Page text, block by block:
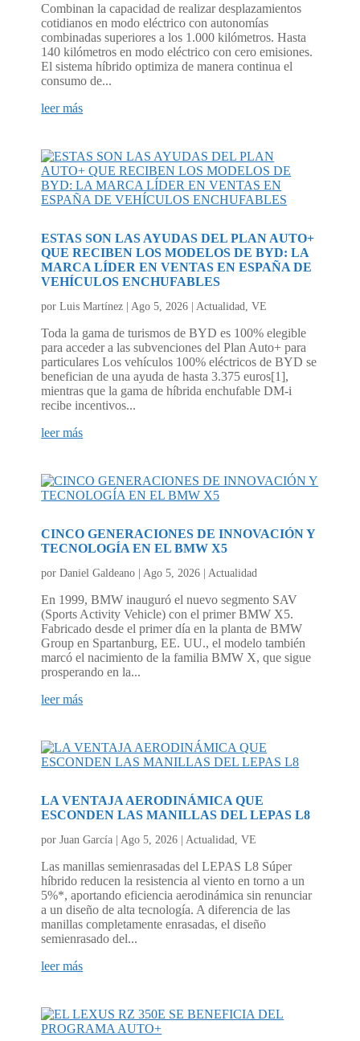
Combinan la capacidad de realizar desplazamientos
cotidianos en modo eléctrico con autonomías
combinadas superiores a los 1.000 kilómetros. Hasta
140 kilómetros en modo eléctrico con cero emisiones.
El sistema híbrido optimiza de manera continua el
consumo de...
leer más
ESTAS SON LAS AYUDAS DEL PLAN AUTO+
QUE RECIBEN LOS MODELOS DE BYD: LA
MARCA LÍDER EN VENTAS EN ESPAÑA DE
VEHÍCULOS ENCHUFABLES
porLuis Martínez Ago 5, 2026 Actualidad ,VE
Toda la gama de turismos de BYD es 100% elegible
para acceder a las subvenciones del Plan Auto+ para
particulares Los vehículos 100% eléctricos de BYD se
benefician de una ayuda de hasta 3.375 euros[1],
mientras que la gama de híbrida enchufable DM-i
recibe incentivos...
leer más
CINCO GENERACIONES DE INNOVACIÓN Y
TECNOLOGÍA EN EL BMW X5
porDaniel Galdeano Ago 5, 2026 Actualidad
En 1999, BMW inauguró el nuevo segmento SAV
(Sports Activity Vehicle) con el primer BMW X5.
Fabricado desde el primer día en la planta de BMW
Group en Spartanburg, EE. UU., el modelo también
marcó el nacimiento de la familia BMW X, que sigue
prosperando en la...
leer más
LA VENTAJA AERODINÁMICA QUE
ESCONDEN LAS MANILLAS DEL LEPAS L8
porJuan García Ago 5, 2026 Actualidad ,VE
Las manillas semienrasadas del LEPAS L8 Súper
híbrido reducen la resistencia al viento en torno a un
5%*, aportando eficiencia aerodinámica sin renunciar
a un diseño de alta tecnología. A diferencia de las
manillas completamente enrasadas, el diseño
semienrasado del...
leer más